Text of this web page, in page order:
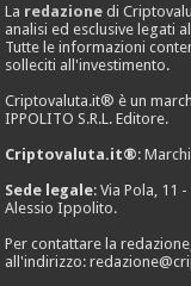
La redazione di
analisi ed esclusive legati
Tutte le informazioni
solleciti all'investimento.
Criptovaluta.it® è un
IPPOLITO S.R.L. Editore.
Criptovaluta.it®:
Sede legale: Via Pola, 11
Alessio Ippolito.
Per contattare la
all'indirizzo: